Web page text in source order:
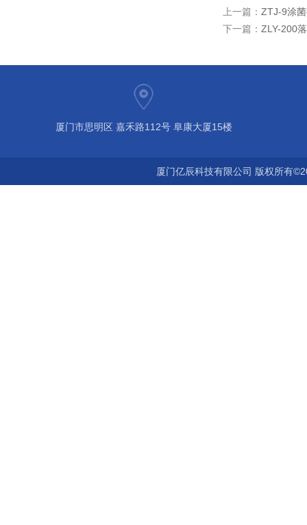
上一篇： ZTJ-9涂
下一篇： ZLY-200
厦门市思明区 嘉禾路112号 阜康大厦15楼
厦门亿辰科技有限公司 版权所有